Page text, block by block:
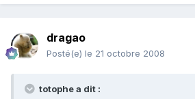
dragao
Posté(e) le 21 octobre 2008
totophe a dit :